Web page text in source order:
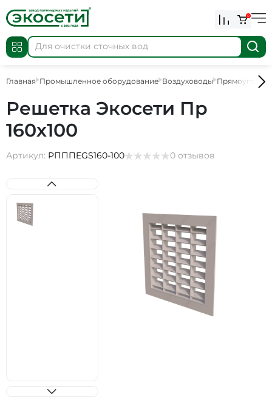
0
Главная Промышленное оборудование Воздуховоды
Решетка Экосети Пр
160х100
Артикул: РПППEGS160-100 0 отзывов